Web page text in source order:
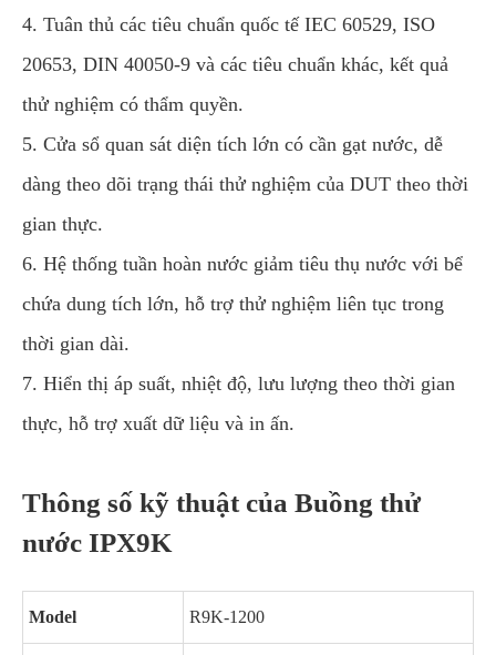
4. Tuân thủ các tiêu chuẩn quốc tế IEC 60529, ISO
20653, DIN 40050-9 và các tiêu chuẩn khác, kết quả
thử nghiệm có thẩm quyền.
5. Cửa sổ quan sát diện tích lớn có cần gạt nước, dễ
dàng theo dõi trạng thái thử nghiệm của DUT theo thời
gian thực.
6. Hệ thống tuần hoàn nước giảm tiêu thụ nước với bể
chứa dung tích lớn, hỗ trợ thử nghiệm liên tục trong
thời gian dài.
7. Hiển thị áp suất, nhiệt độ, lưu lượng theo thời gian
thực, hỗ trợ xuất dữ liệu và in ấn.
Thông số kỹ thuật của Buồng thử
nước IPX9K
Model R9K-1200